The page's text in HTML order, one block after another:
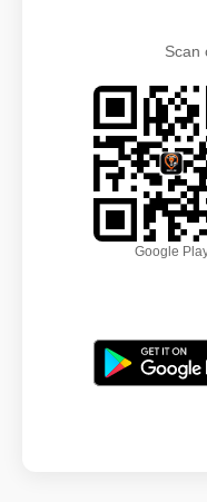
Scan
Google